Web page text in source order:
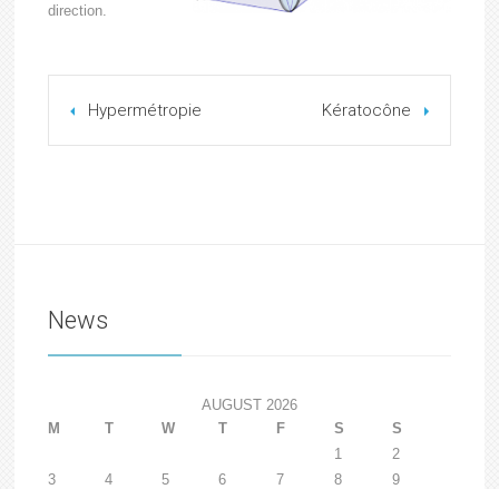
direction.
Hypermétropie Kératocône
News
AUGUST 2026
M
T W T F S
S
1
2
3
4 5 6 7 8
9